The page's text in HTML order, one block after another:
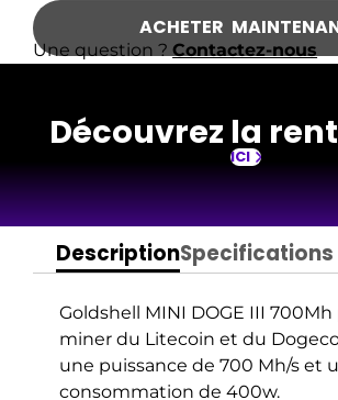
Consommation : 500w
Puissance : 810Mh/s
Dimensions: 178 x 150 x 84mm
*Alimentation intégrée
ACHETER
Une question ?Contactez-nous
Découvrez la
ICI
DescriptionSpecifications
Goldshell MINI DOGE III 700Mh
miner du Litecoin et du
une puissance de 700 Mh/s et
consommation de 400w.